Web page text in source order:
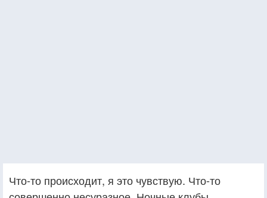
Что-то происходит, я это чувствую. Что-то